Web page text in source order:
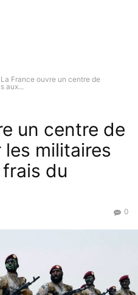
La France ouvre un centre de
aux...
un centre de
militaires
du
0